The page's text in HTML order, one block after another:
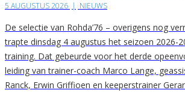
5 AUGUSTUS 2026 | NIEUWS
De selectie van Rohda’76 – overigens nog
trapte dinsdag 4 augustus het seizoen 2026-
training. Dat gebeurde voor het derde
leiding van trainer-coach Marco Lange,
Ranck, Erwin Griffioen en keeperstrainer